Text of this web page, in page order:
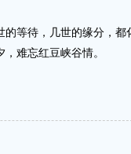
待，几世的缘分，都
难忘红豆峡谷情。